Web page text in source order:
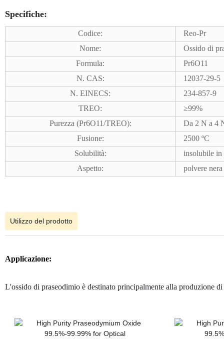
Specifiche:
Codice:
Reo-Pr
Nome:
Ossido di
Formula:
Pr6O11
N. CAS:
12037-29-5
N. EINECS:
234-857-9
TREO:
≥99%
Purezza (Pr6O11/TREO):
Da 2 N a 4
Fusione:
2500 ºC
Solubilità:
insolubile in
Aspetto:
polvere nera
Utilizzo del prodotto
Applicazione:
L'ossido di praseodimio è destinato principalmente alla produzione